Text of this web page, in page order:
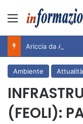
Menu
Ambiente Attualità
(FEOLI):